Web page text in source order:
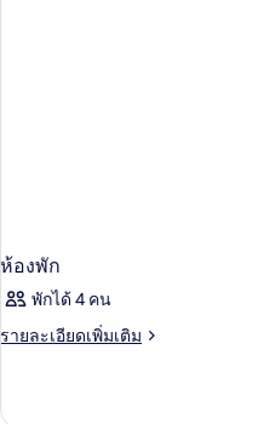
ห้องพัก
พักได้ 4 คน
รายละเอียดเพิ่มเติม
ราย